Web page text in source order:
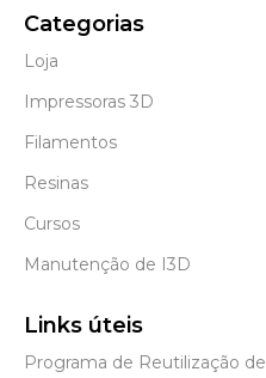
Categorias
Loja
Impressoras 3D
Filamentos
Resinas
Cursos
Manutenção de I3D
Links úteis
Programa de Reutilização